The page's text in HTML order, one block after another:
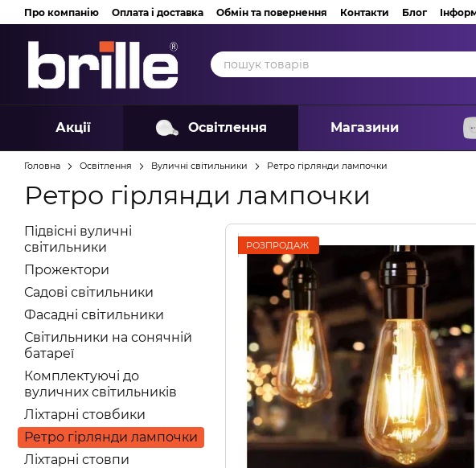
Перейти до основного контенту
Про компанію Оплата і доставка Обмін та повернення Контакти Блог
Акції Освітлення Магазини
Головна Освітлення Вуличні світильники Ретро гірлянди лампочки
Ретро гірлянди лампочки
РОЗПРОДАЖ
Підвісні вуличні
світильники
Прожектори
Садові світильники
Фасадні світильники
Світильники на сонячній
батареї
Комплектуючі до
вуличних світильників
Ліхтарні стовбики
Ретро гірлянди лампочки
Ліхтарні стовпи